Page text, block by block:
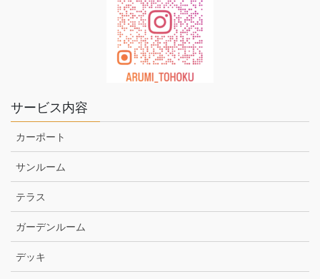
サービス内容
カーポート
サンルーム
テラス
ガーデンルーム
デッキ